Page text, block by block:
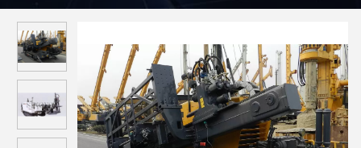
διατρήσεων μηχανημάτων εφαρμοσμένης μηχανικής